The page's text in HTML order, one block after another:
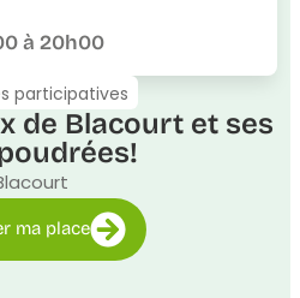
à 20h00
participatives
de Blacourt et ses
ma place